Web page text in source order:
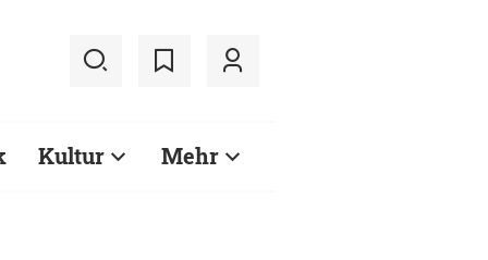
Kultur Mehr